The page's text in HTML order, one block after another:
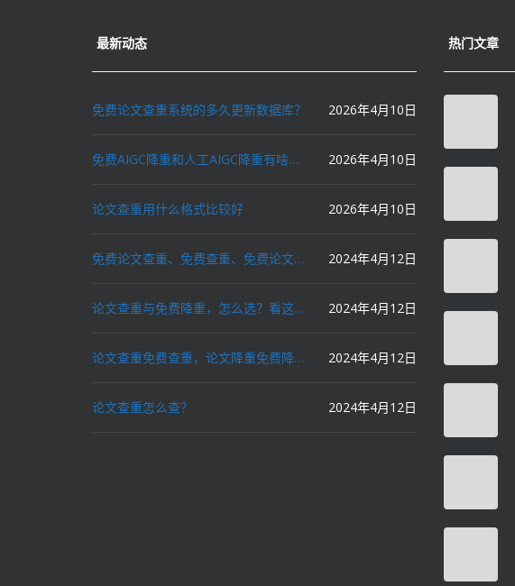
最新动态
免费论文查重系统的多久更新数据库？ 2026年4月10日
免费AIGC降重和人工AIGC降重有啥区别？ 2026年4月10日
论文查重用什么格式比较好 2026年4月10日
免费论文查重、免费查重、免费论文降重、免费降重、智能降重、一键降重、降低AIGC写作率、AI写论文，这些名词你了解吗？ 2024年4月12日
论文查重与免费降重，怎么选？看这里就对了！ 2024年4月12日
论文查重免费查重，论文降重免费降重，机器降重，人工降重，降低AIGC写作率，ai写论文，都要选论文狗和paperdog以及文思慧达！ 2024年4月12日
论文查重怎么查？ 2024年4月12日
热门文章